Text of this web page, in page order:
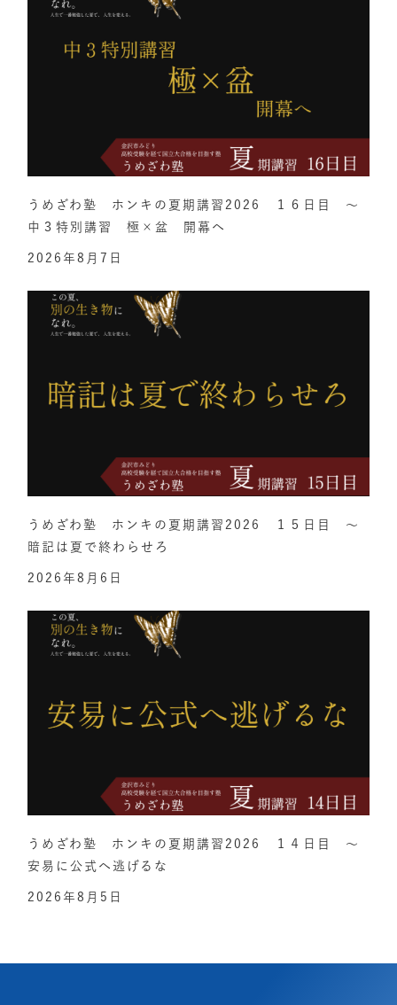
うめざわ塾 ホンキの夏期講習2026 １６日目 ～
中３特別講習 極×盆 開幕へ
2026年8月7日
うめざわ塾 ホンキの夏期講習2026 １５日目 ～
暗記は夏で終わらせろ
2026年8月6日
うめざわ塾 ホンキの夏期講習2026 １４日目 ～
安易に公式へ逃げるな
2026年8月5日